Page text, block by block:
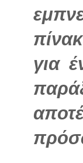
για